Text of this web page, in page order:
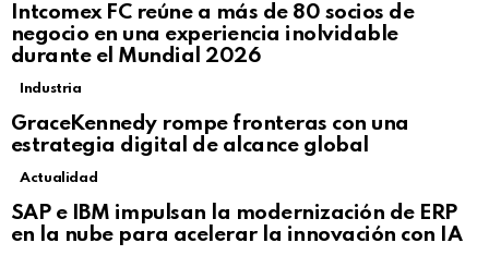
Intcomex FC reúne a más de 80 socios de
negocio en una experiencia inolvidable
durante el Mundial 2026
Industria
GraceKennedy rompe fronteras con una
estrategia digital de alcance global
Not Safe For Work
Click to view this post
Actualidad
SAP e IBM impulsan la modernización de ERP
en la nube para acelerar la innovación con IA